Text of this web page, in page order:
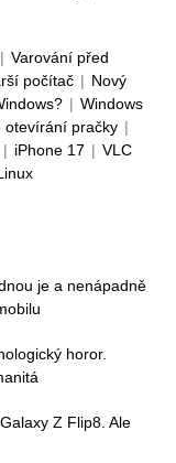
| Varování před
počítač | Nový
| Windows
otevírání pračky |
| iPhone 17 | VLC
je a nenápadně
horor.
Z Flip8. Ale